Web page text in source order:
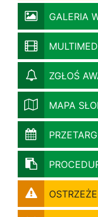
GALERIA
ZGŁOŚ
MAPA